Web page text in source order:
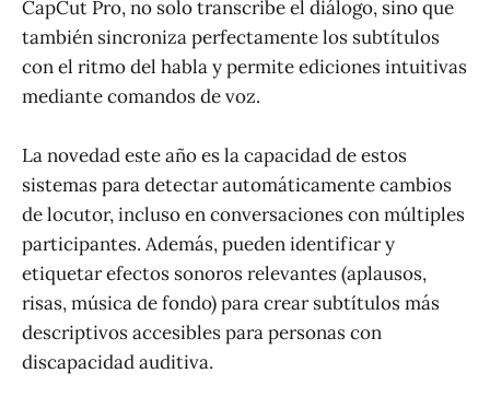
CapCut Pro, no solo transcribe el diálogo, sino que
también sincroniza perfectamente los subtítulos
con el ritmo del habla y permite ediciones intuitivas
mediante comandos de voz.
La novedad este año es la capacidad de estos
sistemas para detectar automáticamente cambios
de locutor, incluso en conversaciones con múltiples
participantes. Además, pueden identificar y
etiquetar efectos sonoros relevantes (aplausos,
risas, música de fondo) para crear subtítulos más
descriptivos accesibles para personas con
discapacidad auditiva.